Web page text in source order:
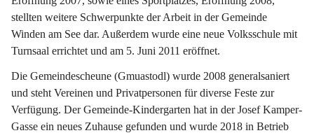
stellten weitere Schwerpunkte der Arbeit in der Gemeinde
Winden am See dar. Außerdem wurde eine neue Volksschule mit
Turnsaal errichtet und am 5. Juni 2011 eröffnet.
Die Gemeindescheune (Gmuastodl) wurde 2008 generalsaniert
und steht Vereinen und Privatpersonen für diverse Feste zur
Verfügung. Der Gemeinde-Kindergarten hat in der Josef Kamper-
Gasse ein neues Zuhause gefunden und wurde 2018 in Betrieb